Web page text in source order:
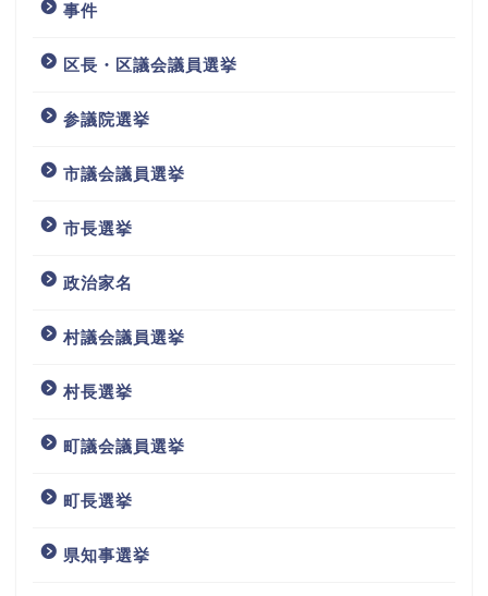
事件
区長・区議会議員選挙
参議院選挙
市議会議員選挙
市長選挙
政治家名
村議会議員選挙
村長選挙
町議会議員選挙
町長選挙
県知事選挙